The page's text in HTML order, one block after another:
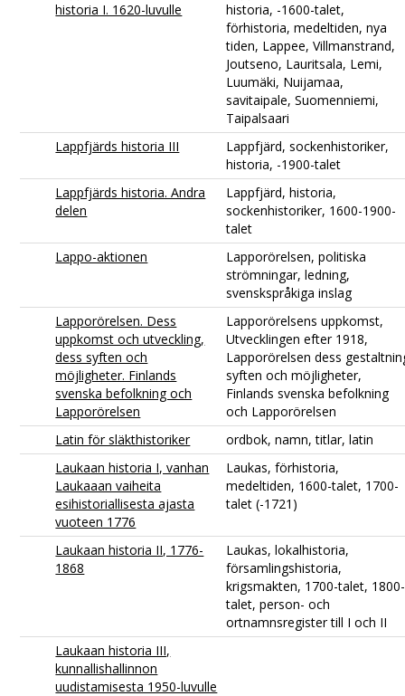
historia I. 1620-luvulle
historia, -1600-talet,
förhistoria, medeltiden, nya
tiden, Lappee, Villmanstrand,
Joutseno, Lauritsala, Lemi,
Luumäki, Nuijamaa,
savitaipale, Suomenniemi,
Taipalsaari
Lappfjärds historia III
Lappfjärd, sockenhistoriker,
historia, -1900-talet
Lappfjärds historia. Andra
delen
Lappfjärd, historia,
sockenhistoriker, 1600-1900-
talet
Lappo-aktionen
Lapporörelsen, politiska
strömningar, ledning,
svenskspråkiga inslag
Lapporörelsen. Dess
uppkomst och utveckling,
dess syften och
möjligheter. Finlands
svenska befolkning och
Lapporörelsen
Lapporörelsens uppkomst,
Utvecklingen efter 1918,
Lapporörelsen dess
syften och möjligheter,
Finlands svenska befolkning
och Lapporörelsen
Latin för släkthistoriker
ordbok, namn, titlar, latin
Laukaan historia I, vanhan
Laukaaan vaiheita
esihistoriallisesta ajasta
vuoteen 1776
Laukas, förhistoria,
medeltiden, 1600-talet, 1700-
talet (-1721)
Laukaan historia II, 1776-
1868
Laukas, lokalhistoria,
församlingshistoria,
krigsmakten, 1700-talet, 1800-
talet, person- och
ortnamnsregister till I och II
Laukaan historia III,
kunnallishallinnon
uudistamisesta 1950-luvulle